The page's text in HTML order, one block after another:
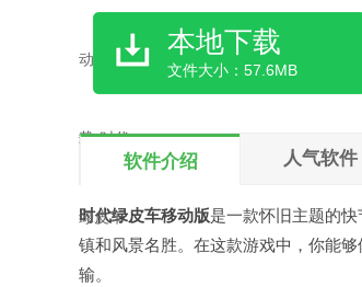
本地下载
文件大小：57.6MB
软件介绍 人气软件
时代绿皮车移动版是一款怀旧主题的
镇和风景名胜。在这款游戏中，你能
输。